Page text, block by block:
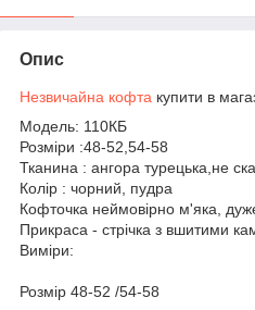
Опис
Незвичайна кофта купити в
Модель: 110КБ
Розміри :48-52,54-58
Тканина : ангора турецька,не
Колір : чорний, пудра
Кофточка неймовірно м'яка,
Прикраса - стрічка з вшитими
Виміри:
Розмір 48-52 /54-58